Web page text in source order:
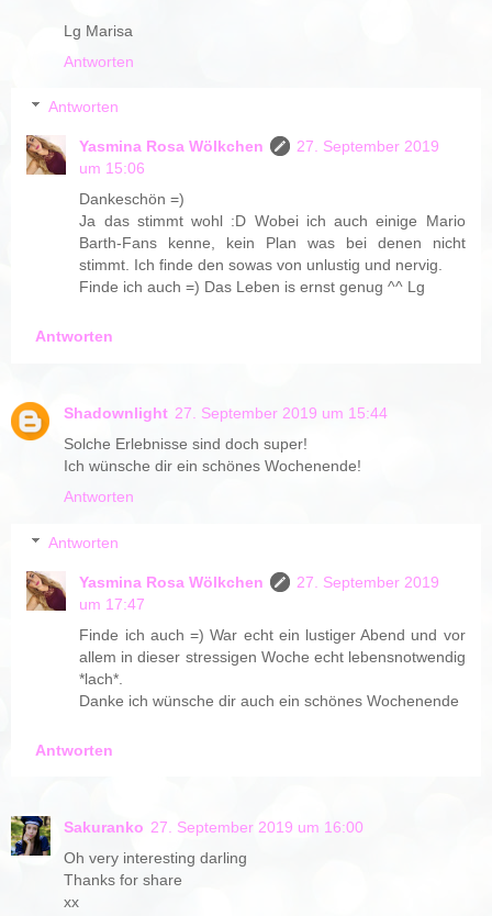
Lg Marisa
Antworten
Antworten
Yasmina Rosa Wölkchen
27. September 2019
um 15:06
Dankeschön =)
Ja das stimmt wohl :D Wobei ich auch einige Mario
Barth-Fans kenne, kein Plan was bei denen nicht
stimmt. Ich finde den sowas von unlustig und nervig.
Finde ich auch =) Das Leben is ernst genug ^^ Lg
Antworten
Shadownlight 27. September 2019 um 15:44
Solche Erlebnisse sind doch super!
Ich wünsche dir ein schönes Wochenende!
Antworten
Antworten
Yasmina Rosa Wölkchen
27. September 2019
um 17:47
Finde ich auch =) War echt ein lustiger Abend und vor
allem in dieser stressigen Woche echt lebensnotwendig
*lach*.
Danke ich wünsche dir auch ein schönes Wochenende
Antworten
Sakuranko 27. September 2019 um 16:00
Oh very interesting darling
Thanks for share
xx